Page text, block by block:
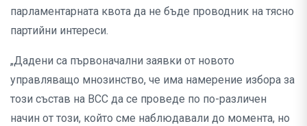
парламентарната квота да не бъде проводник на тясно
партийни интереси.
„Дадени са първоначални заявки от новото
управляващо мнозинство, че има намерение избора за
този състав на ВСС да се проведе по по-различен
начин от този, който сме наблюдавали до момента, но